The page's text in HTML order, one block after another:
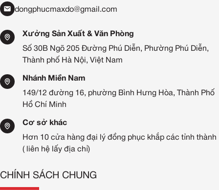
dongphucmaxdo@gmail.com
Xưởng Sản Xuất & Văn Phòng
Số 30B Ngõ 205 Đường Phú Diễn, Phường Phú Diễn,
Thành phố Hà Nội, Việt Nam
Nhánh Miền Nam
149/12 đường 16, phường Bình Hưng Hòa, Thành Phố
Hồ Chí Minh
Cơ sở khác
Hơn 10 cửa hàng đại lý đồng phục khắp các tỉnh thành
( liên hệ lấy địa chỉ)
CHÍNH SÁCH CHUNG